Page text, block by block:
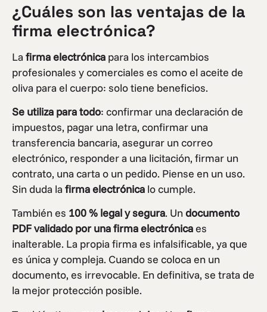
¿Cuáles son las ventajas de la
firma electrónica?
La firma electrónica para los intercambios
profesionales y comerciales es como el aceite de
oliva para el cuerpo: solo tiene beneficios.
Se utiliza para todo: confirmar una declaración de
impuestos, pagar una letra, confirmar una
transferencia bancaria, asegurar un correo
electrónico, responder a una licitación, firmar un
contrato, una carta o un pedido. Piense en un uso.
Sin duda la firma electrónica lo cumple.
También es 100 % legal y segura. Un documento
PDF validado por una firma electrónicaes
inalterable. La propia firma es infalsificable, ya que
es única y compleja. Cuando se coloca en un
documento, es irrevocable. En definitiva, se trata de
la mejor protección posible.